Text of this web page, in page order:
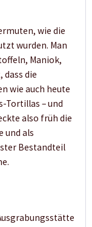
wie die
wurden. Man
Maniok,
dass die
wie auch heute
Tortillas – und
also früh die
und als
Bestandteil